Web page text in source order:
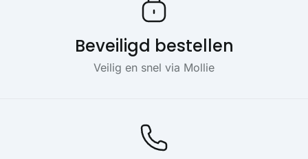
Beveiligd bestellen
Veilig en snel via Mollie